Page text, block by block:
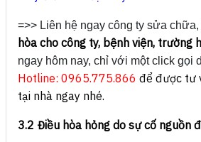
=>> Liên hệ ngay công ty sửa chữa,
hòa cho công ty, bệnh viện, trường
ngay hôm nay, chỉ với một click gọi
Hotline: 0965.775.866 để được tư
tại nhà ngay nhé.
3.2 Điều hòa hỏng do sự cố nguồn